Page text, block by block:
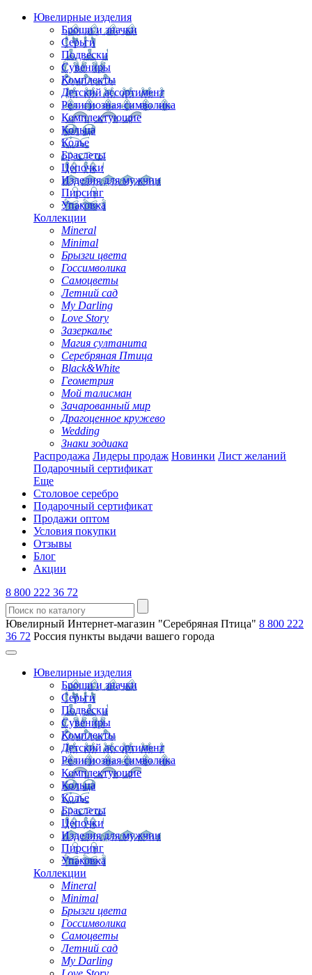
Ювелирные изделия
Броши и значки
Серьги
Подвески
Сувениры
Комплекты
Детский ассортимент
Религиозная символика
Комплектующие
Кольца
Колье
Браслеты
Цепочки
Изделия для мужчин
Пирсинг
Упаковка
Коллекции
Mineral
Minimal
Брызги цвета
Госсимволика
Самоцветы
Летний сад
My Darling
Love Story
Зазеркалье
Магия султанита
Серебряная Птица
Black&White
Геометрия
Мой талисман
Зачарованный мир
Драгоценное кружево
Wedding
Знаки зодиака
Распродажа Лидеры продаж Новинки Лист желаний
Подарочный сертификат
Еще
Столовое серебро
Подарочный сертификат
Продажи оптом
Условия покупки
Отзывы
Блог
Акции
8 800 222 36 72
Ювелирный Интернет-магазин "Серебряная Птица" 8 800 222
36 72 Россия пункты выдачи вашего города
Ювелирные изделия
Броши и значки
Серьги
Подвески
Сувениры
Комплекты
Детский ассортимент
Религиозная символика
Комплектующие
Кольца
Колье
Браслеты
Цепочки
Изделия для мужчин
Пирсинг
Упаковка
Коллекции
Mineral
Minimal
Брызги цвета
Госсимволика
Самоцветы
Летний сад
My Darling